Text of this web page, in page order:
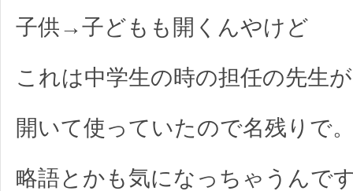
子供→子どもも開くんやけど
これは中学生の時の担任の先生が
開いて使っていたので名残りで
略語とかも気になっちゃうんで